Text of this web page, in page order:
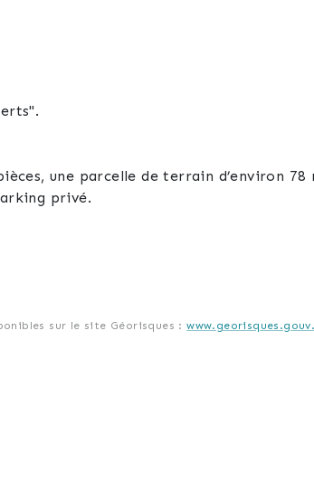
une parcelle de terrain d’environ 78
privé.
sur le site Géorisques :